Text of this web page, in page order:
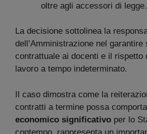
oltre agli accessori di legge.
La decisione sottolinea la
dell’Amministrazione nel garantire
contrattuale ai docenti e il rispetto
lavoro a tempo indeterminato.
Il caso dimostra come la
contratti a termine possa
economico significativo per lo